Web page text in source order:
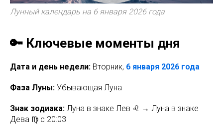
Лунный календарь на 6 января 2026 года
🔑 Ключевые моменты дня
Дата и день недели: Вторник, 6 января 2026 года
Фаза Луны: Убывающая Луна
Знак зодиака: Луна в знаке Лев ♌ → Луна в знаке
Дева ♍ с 20:03